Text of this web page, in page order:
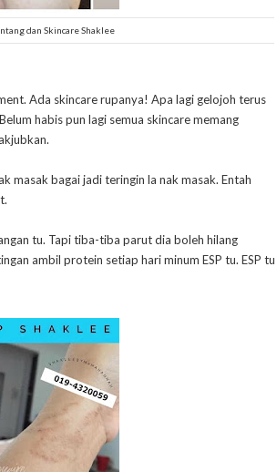
dan Skincare Shaklee
Ada skincare rupanya! Apa lagi gelojoh terus
habis pun lagi semua skincare memang
masak bagai jadi teringin la nak masak. Entah
tu. Tapi tiba-tiba parut dia boleh hilang
ambil protein setiap hari minum ESP tu. ESP tu